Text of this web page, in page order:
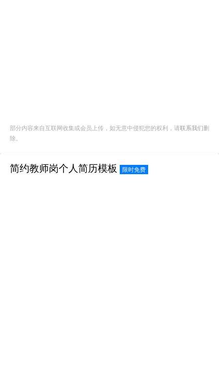
部分内容来自互联网收集或会员上传，如无意中侵犯您的权利，请联系我们删
除。
简约教师岗个人简历模板 限时免费